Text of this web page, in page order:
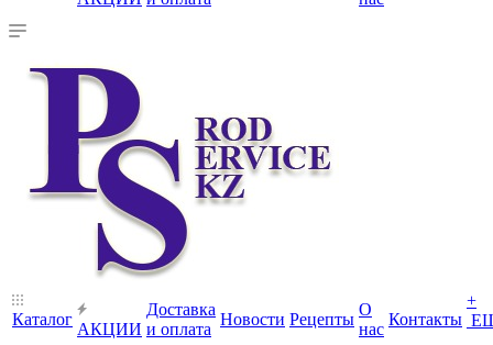
Каталог
АКЦИИ
Доставка
и оплата
Новости Рецепты
О
нас
Контакты
+